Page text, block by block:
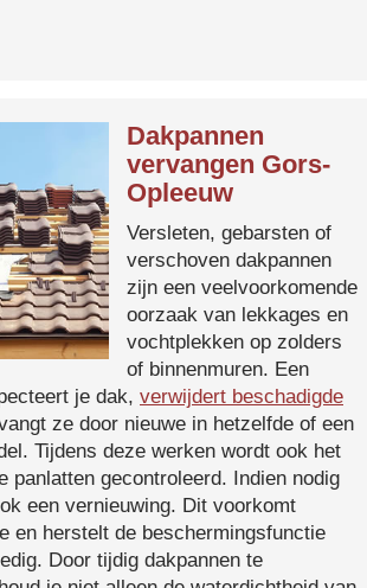
Dakpannen
vervangen Gors-
Opleeuw
Versleten, gebarsten of
verschoven dakpannen
zijn een veelvoorkomende
oorzaak van lekkages en
vochtplekken op zolders
of binnenmuren. Een
je dak, verwijdert beschadigde
ze door nieuwe in hetzelfde of een
Tijdens deze werken wordt ook het
panlatten gecontroleerd. Indien nodig
een vernieuwing. Dit voorkomt
en herstelt de beschermingsfunctie
Door tijdig dakpannen te